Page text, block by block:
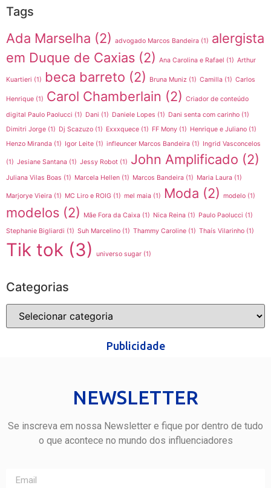
Tags
Ada Marselha (2) advogado Marcos Bandeira (1) alergista
em Duque de Caxias (2) Ana Carolina e Rafael (1) Arthur
Kuartieri (1) beca barreto (2) Bruna Muniz (1) Camilla (1) Carlos
Henrique (1) Carol Chamberlain (2) Criador de conteúdo
digital Paulo Paolucci (1) Dani (1) Daniele Lopes (1) Dani senta com carinho (1)
Dimitri Jorge (1) Dj Scazuzo (1) Exxxquece (1) FF Mony (1) Henrique e Juliano (1)
Henzo Miranda (1) Igor Leite (1) infleuncer Marcos Bandeira (1) Ingrid Vasconcelos
(1) Jesiane Santana (1) Jessy Robot (1) John Amplificado (2)
Juliana Vilas Boas (1) Marcela Hellen (1) Marcos Bandeira (1) Maria Laura (1)
Marjorye Vieira (1) MC Liro e ROIG (1) mel maia (1) Moda (2) modelo (1)
modelos (2) Mãe Fora da Caixa (1) Nica Reina (1) Paulo Paolucci (1)
Stephanie Bigliardi (1) Suh Marcelino (1) Thammy Caroline (1) Thaís Vilarinho (1)
Tik tok (3) universo sugar (1)
Categorias
Publicidade
NEWSLETTER
Se inscreva em nossa Newsletter e fique por dentro de tudo
o que acontece no mundo dos influenciadores